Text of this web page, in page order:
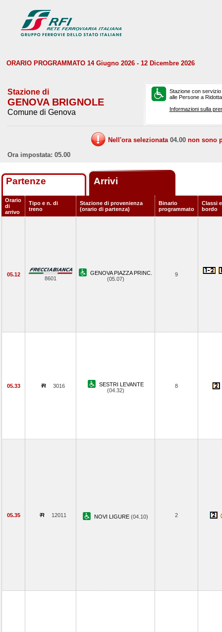
ORARIO PROGRAMMATO 14 Giugno 2026 - 12 Dicembre 2026
Stazione di
GENOVA BRIGNOLE
Comune di Genova
Stazione con
alle Persone a
Informazioni sulla
Nell'ora selezionata 04.00 non sono
Ora impostata: 05.00
Partenze Arrivi
Orario
di
arrivo
Tipo e n. di
treno
Stazione di provenienza
(orario di partenza)
Binario
programmato
Classi
bordo
05.12
8601
GENOVA PIAZZA PRINC.
(05.07)
9
05.33 3016
SESTRI LEVANTE
(04.32)
8
05.35 12011 NOVI LIGURE (04.10) 2